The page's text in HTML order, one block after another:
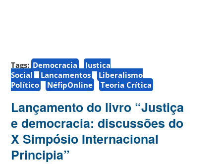
Tags: Democracia
Justiça
Social
Lançamentos
Liberalismo
Político
NéfipOnline Teoria Crítica
Lançamento do livro “Justiça
e democracia: discussões do
X Simpósio Internacional
Principia”